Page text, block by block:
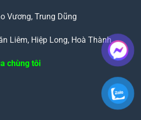
Vương, Trung Dũng
Liêm, Hiệp Long, Hoà Thành
chùng tôi